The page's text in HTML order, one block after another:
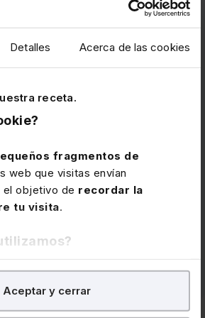
Detalles Acerca de las cookies
receta.
fragmentos de
web que visitas envían
el objetivo de recordar la
tu visita.
las cookies confines
demejorar tu experiencia
También con fines publicitarios,
Aceptar y cerrar
2026
de la información fiscal
respaldados por más de 24.700
que permite
momento si un número
y alertas semanales por